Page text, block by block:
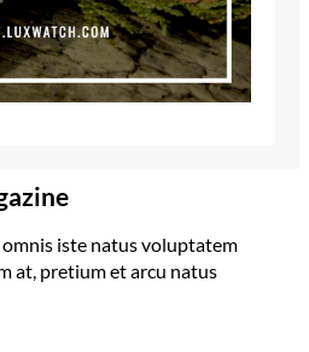
iste natus voluptatem
at, pretium et arcu natus